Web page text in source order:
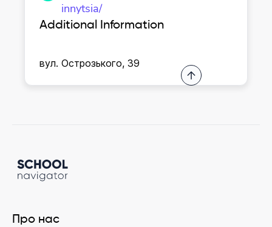
innytsia/
Additional Information
вул. Острозького, 39
Про нас